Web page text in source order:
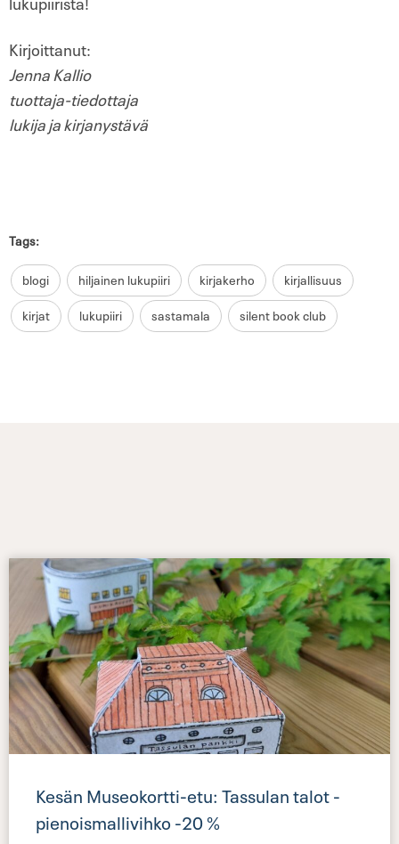
Kirjoittanut:
Jenna Kallio
tuottaja-tiedottaja
lukija ja kirjanystävä
Tags:
blogi hiljainen lukupiiri kirjakerho
kirjallisuus
kirjat
lukupiiri sastamala silent book club
Kesän Museokortti-etu: Tassulan talot -
pienoismallivihko -20 %